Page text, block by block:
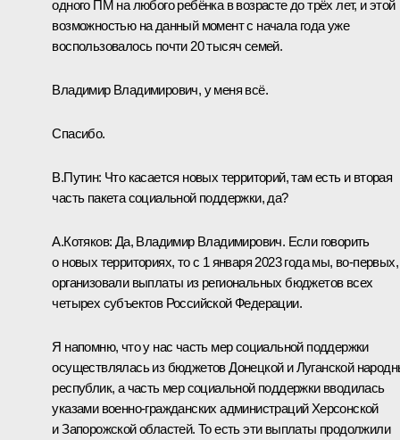
одного ПМ на любого ребёнка в возрасте до трёх лет, и этой
возможностью на данный момент с начала года уже
воспользовалось почти 20 тысяч семей.
Владимир Владимирович, у меня всё.
Спасибо.
В.Путин: Что касается новых территорий, там есть и вторая
часть пакета социальной поддержки, да?
А.Котяков: Да, Владимир Владимирович. Если говорить
о новых территориях, то с 1 января 2023 года мы, во-первых,
организовали выплаты из региональных бюджетов всех
четырех субъектов Российской Федерации.
Я напомню, что у нас часть мер социальной поддержки
осуществлялась из бюджетов Донецкой и Луганской
республик, а часть мер социальной поддержки вводилась
указами военно-гражданских администраций Херсонской
и Запорожской областей. То есть эти выплаты продолжили